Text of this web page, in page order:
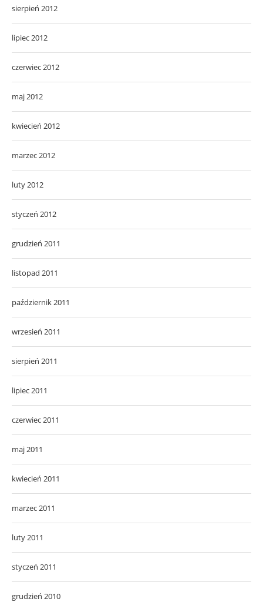
sierpień 2012
lipiec 2012
czerwiec 2012
maj 2012
kwiecień 2012
marzec 2012
luty 2012
styczeń 2012
grudzień 2011
listopad 2011
październik 2011
wrzesień 2011
sierpień 2011
lipiec 2011
czerwiec 2011
maj 2011
kwiecień 2011
marzec 2011
luty 2011
styczeń 2011
grudzień 2010